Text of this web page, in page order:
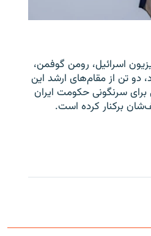
گزارش کانال ۱۲ تلویزیون اسرائیل، رومن گوفمن،
تن از مقام‌های ارشد این
سرنگونی حکومت ایران
برکنار کرده است.